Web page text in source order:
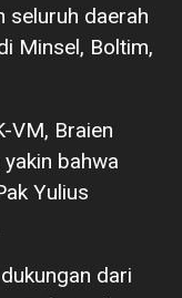
seluruh daerah
Minsel, Boltim,
VM, Braien
bahwa
Yulius
dari